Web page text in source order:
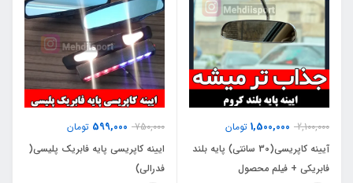
2,100,000
1,500,000 تومان
آیینه کاپریسی(30 سانتی) پایه بلند
فابریکی + فیلم محصول
750,000
599,000 تومان
ایینه کاپریسی پایه فابریک پلیسی(
فدرالی)